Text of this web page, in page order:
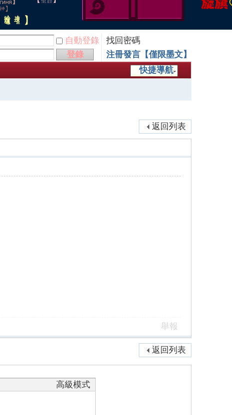
自動登錄
找回密碼
登錄
注冊發言【僅限墨文】
快捷導航
返回列表
舉報
返回列表
高級模式